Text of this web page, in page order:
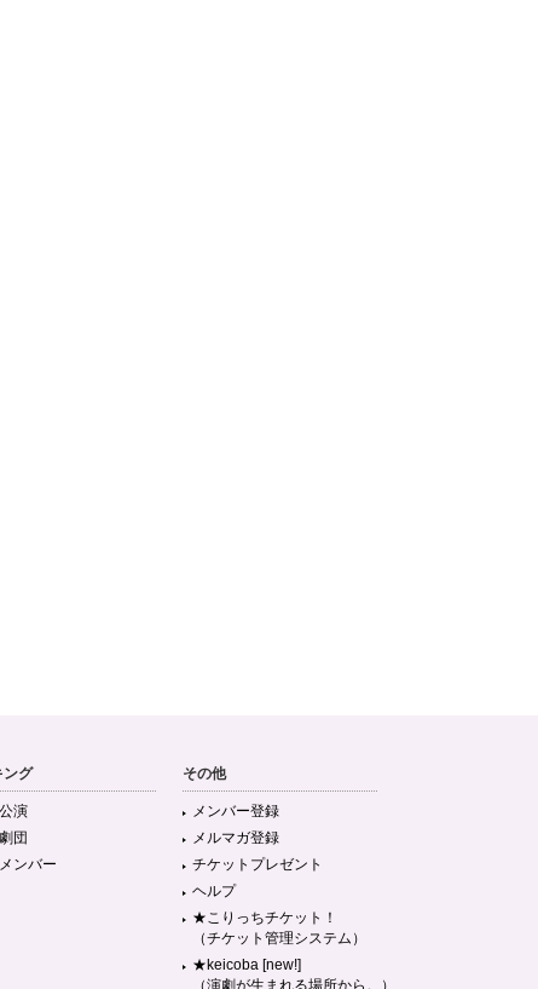
ング
演
団
ンバー
その他
メンバー登録
メルマガ登録
チケットプレゼント
ヘルプ
★こりっちチケット！
（チケット管理システム）
★keicoba [new!]
（演劇が生まれる場所から。）